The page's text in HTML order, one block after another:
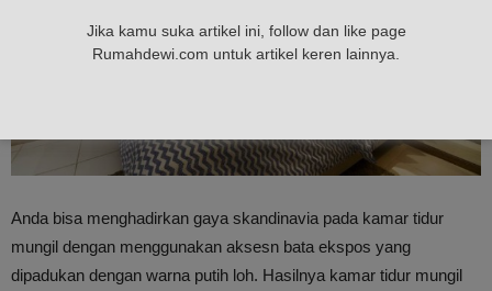
Anda bisa menghadirkan gaya skandinavia pada kamar tidur
mungil dengan menggunakan aksesn bata ekspos yang
dipadukan dengan warna putih loh. Hasilnya kamar tidur mungil
Jika kamu suka artikel ini, follow dan like page
Rumahdewi.com untuk artikel keren lainnya.